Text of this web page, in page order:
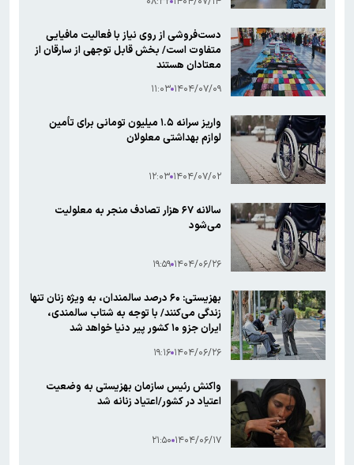
دست‌فروشی از روی نیاز با فعالیت مافیایی
متفاوت است/ بخش قابل توجهی از سارقان از
معتادان هستند
۱۴۰۴/۰۷/۰۹ ۱۱:۰۳
واریز سرانه ۱.۵ میلیون تومانی برای تأمین
لوازم بهداشتی معلولان
۱۴۰۴/۰۷/۰۲ ۱۲:۰۳
سالانه ۶۷ هزار تصادف منجر به معلولیت
می‌شود
۱۴۰۴/۰۶/۲۶ ۱۹:۵۹
بهزیستی: ۶۰ درصد سالمندان، به ویژه زنان تنها
زندگی می‌کنند/ با توجه به شتاب سالمندی،
ایران جزو ۱۰ کشور پیر دنیا خواهد شد
۱۴۰۴/۰۶/۲۶ ۱۹:۱۶
واکنش رئیس سازمان بهزیستی به وضعیت
اعتیاد در کشور/اعتیاد زنانه شد
۱۴۰۴/۰۶/۱۷ ۲۱:۵۰